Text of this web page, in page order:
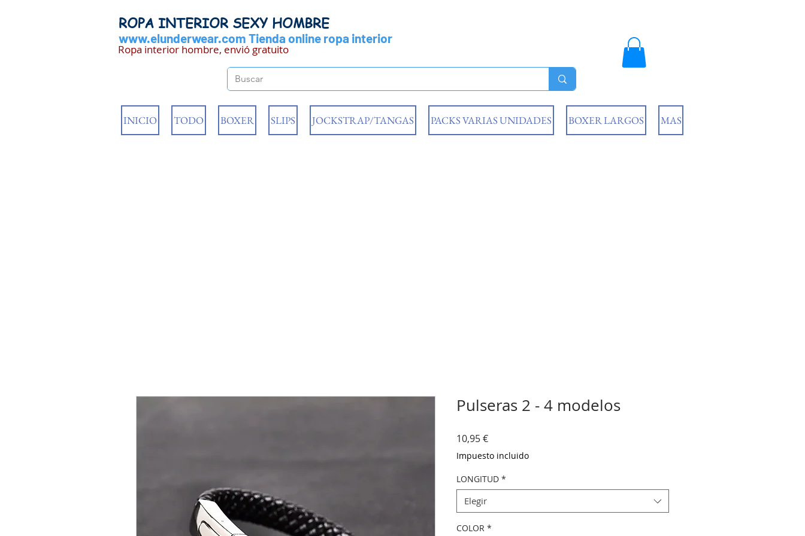
ROPA INTERIOR SEXY HOMBRE
www.elunderwear.com Tienda online ropa interior
Ropa interior hombre, envió gratuito
INICIO TODO BOXER SLIPS JOCKSTRAP/TANGAS PACKS VARIAS UNIDADES BOXER LARGOS MAS
Pulseras 2 - 4 modelos
10,95 €Precio
Impuesto incluido
LONGITUD *
Elegir
COLOR *